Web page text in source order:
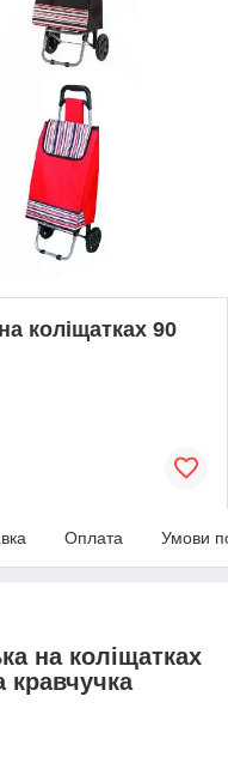
коліщатках 90
Оплата Умови
на коліщатках
кравчучка